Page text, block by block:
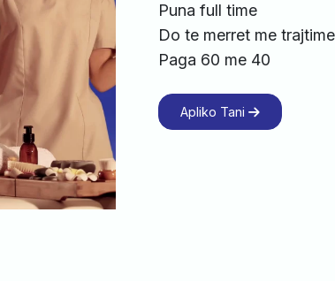
Puna full time
Do te merret me
Paga 60 me 40
Apliko Tani